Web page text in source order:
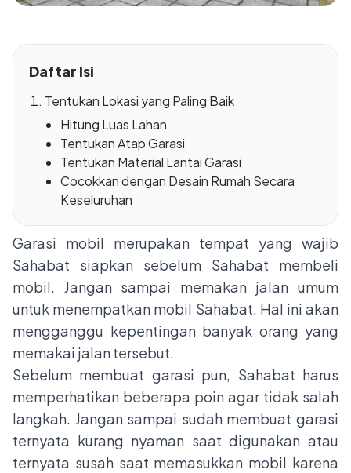
Daftar Isi
Tentukan Lokasi yang Paling Baik
Hitung Luas Lahan
Tentukan Atap Garasi
Tentukan Material Lantai Garasi
Cocokkan dengan Desain Rumah Secara
Keseluruhan
Garasi mobil merupakan tempat yang wajib
Sahabat siapkan sebelum Sahabat membeli
mobil. Jangan sampai memakan jalan umum
untuk menempatkan mobil Sahabat. Hal ini akan
mengganggu kepentingan banyak orang yang
memakai jalan tersebut.
Sebelum membuat garasi pun, Sahabat harus
memperhatikan beberapa poin agar tidak salah
langkah. Jangan sampai sudah membuat garasi
ternyata kurang nyaman saat digunakan atau
ternyata susah saat memasukkan mobil karena